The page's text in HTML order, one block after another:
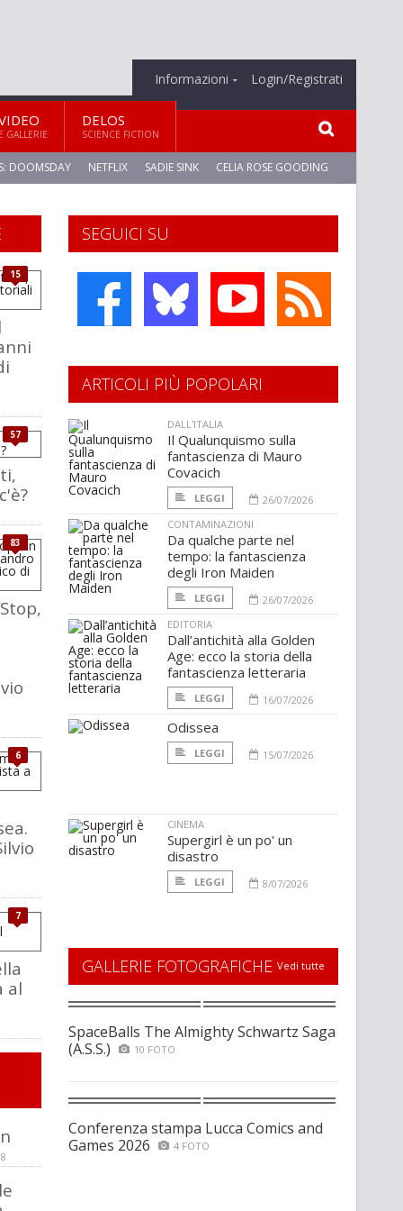
Informazioni Login/Registrati
E GALLERIE
DELOS
SCIENCE FICTION
DOOMSDAY NETFLIX SADIE SINK CELIA ROSE GOODING
SEGUICI SU
15
57
83
6
7
al
ARTICOLI PIÙ POPOLARI
DALL'ITALIA
Il Qualunquismo sulla
fantascienza di Mauro
Covacich
LEGGI
26/07/2026
CONTAMINAZIONI
Da qualche parte nel
tempo: la fantascienza
degli Iron Maiden
LEGGI
26/07/2026
EDITORIA
Dall’antichità alla Golden
Age: ecco la storia della
fantascienza letteraria
LEGGI 16/07/2026
Odissea
LEGGI 15/07/2026
CINEMA
Supergirl è un po' un
disastro
LEGGI 8/07/2026
GALLERIE FOTOGRAFICHE Vedi tutte
SpaceBalls The Almighty Schwartz Saga
(A.S.S.)
10 FOTO
Conferenza stampa Lucca Comics and
Games 2026
4 FOTO